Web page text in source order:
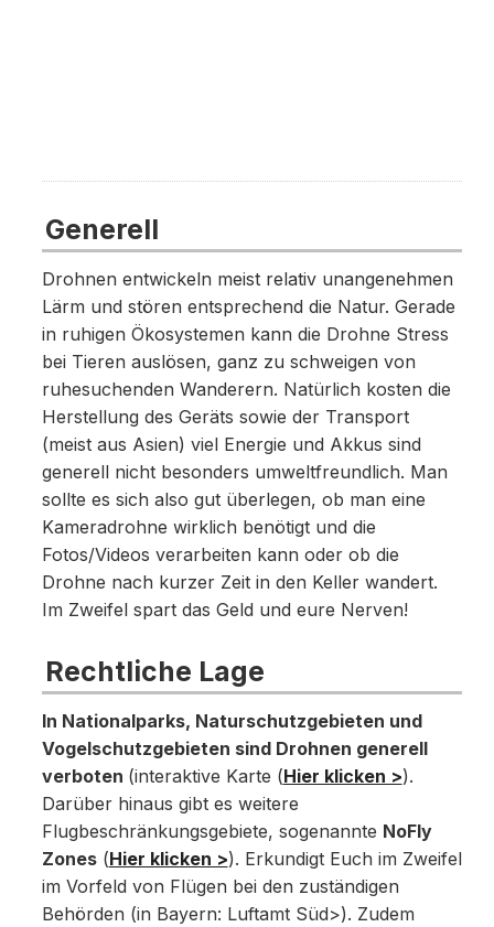
Generell
Drohnen entwickeln meist relativ unangenehmen
Lärm und stören entsprechend die Natur. Gerade
in ruhigen Ökosystemen kann die Drohne Stress
bei Tieren auslösen, ganz zu schweigen von
ruhesuchenden Wanderern. Natürlich kosten die
Herstellung des Geräts sowie der Transport
(meist aus Asien) viel Energie und Akkus sind
generell nicht besonders umweltfreundlich. Man
sollte es sich also gut überlegen, ob man eine
Kameradrohne wirklich benötigt und die
Fotos/Videos verarbeiten kann oder ob die
Drohne nach kurzer Zeit in den Keller wandert.
Im Zweifel spart das Geld und eure Nerven!
Rechtliche Lage
In Nationalparks, Naturschutzgebieten und
Vogelschutzgebieten sind Drohnen generell
verboten (interaktive Karte ( Hier klicken >).
Darüber hinaus gibt es weitere
Flugbeschränkungsgebiete, sogenannte NoFly
Zones( Hier klicken >). Erkundigt Euch im Zweifel
im Vorfeld von Flügen bei den zuständigen
Behörden (in Bayern: Luftamt Süd>). Zudem